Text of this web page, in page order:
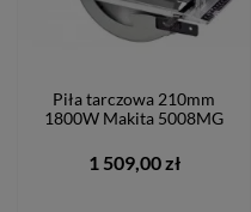
Piła tarczowa 210mm
1800W Makita 5008MG
1 509,00 zł